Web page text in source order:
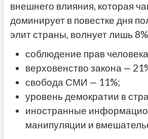
внешнего влияния, которая
доминирует в повестке дня
элит страны, волнует лишь
соблюдение прав
верховенство закона —
свобода СМИ — 11%;
уровень демократии в
иностранные
манипуляции и